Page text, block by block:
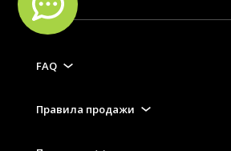
FAQ
Правила продажи